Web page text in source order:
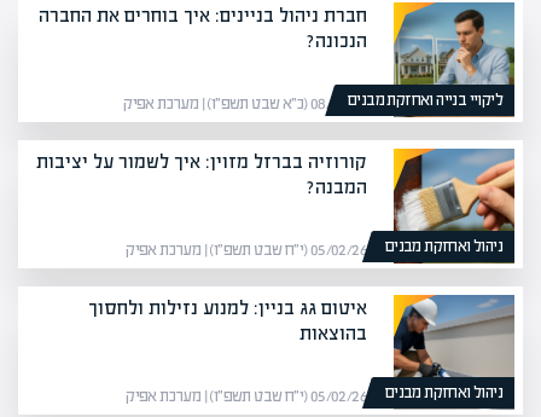
ליקויי בנייה ואחזקת מבנים
חברת ניהול בניינים: איך בוחרים את החברה
הנכונה?
08/02/26 (כ״א שבט תשפ״ו) | מערכת אפיק
ניהול ואחזקת מבנים
קורוזיה בברזל מזוין: איך לשמור על יציבות
המבנה?
05/02/26 (י״ח שבט תשפ״ו) | מערכת אפיק
ניהול ואחזקת מבנים
איטום גג בניין: למנוע נזילות ולחסוך
בהוצאות
05/02/26 (י״ח שבט תשפ״ו) | מערכת אפיק